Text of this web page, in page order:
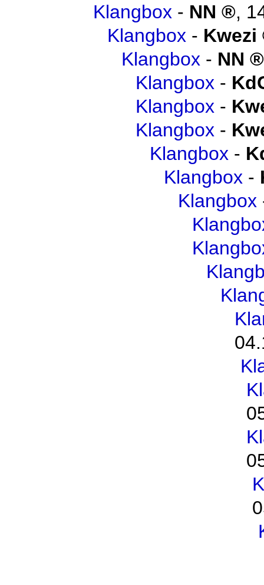
Klangbox - NN ,
Klangbox - Kwezi
Klangbox - NN
Klangbox -
Klangbox -
Klangbox -
Klangbox -
Klangbox -
Klangbox